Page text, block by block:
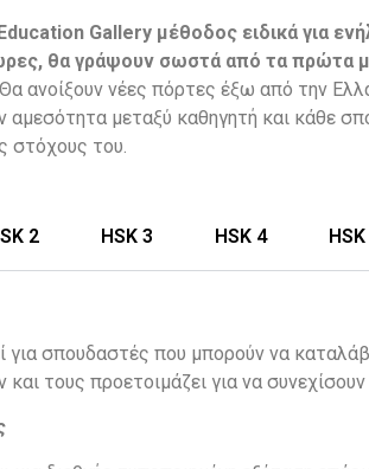
Gallery μέθοδος ειδικά για
θα γράψουν σωστά από τα πρώτα
ανοίξουν νέες πόρτες έξω από την
αμεσότητα μεταξύ καθηγητή και κάθε
στόχους του.
2 HSK 3 HSK 4 HSK
για σπουδαστές που μπορούν να
και τους προετοιμάζει για να